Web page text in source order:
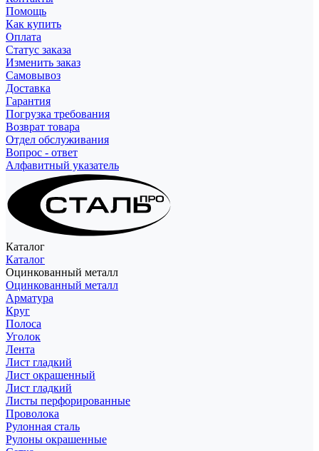
Помощь
Как купить
Оплата
Статус заказа
Изменить заказ
Самовывоз
Доставка
Гарантия
Погрузка требования
Возврат товара
Отдел обслуживания
Вопрос - ответ
Алфавитный указатель
Каталог
Каталог
Оцинкованный металл
Оцинкованный металл
Арматура
Круг
Полоса
Уголок
Лента
Лист гладкий
Лист окрашенный
Лист гладкий
Листы перфорированные
Проволока
Рулонная сталь
Рулоны окрашенные